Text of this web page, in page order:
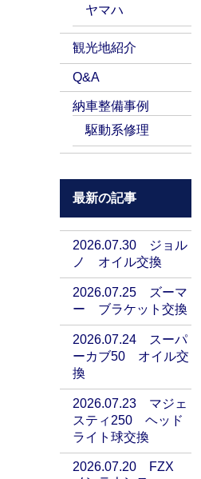
ヤマハ
観光地紹介
Q&A
納車整備事例
駆動系修理
最新の記事
2026.07.30 ジョル
ノ オイル交換
2026.07.25 ズーマ
ー ブラケット交換
2026.07.24 スーパ
ーカブ50 オイル交
換
2026.07.23 マジェ
スティ250 ヘッド
ライト球交換
2026.07.20 FZX